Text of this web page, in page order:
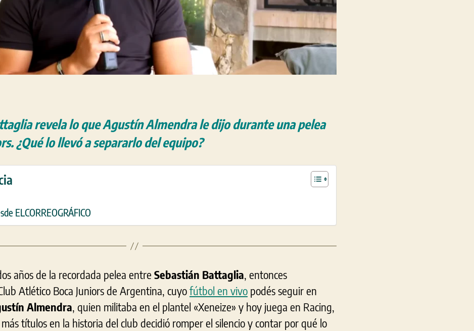
revela lo que Agustín Almendra le dijo durante una pelea
¿Qué lo llevó a separarlo del equipo?
ELCORREOGRÁFICO
años de la recordada pelea entre Sebastián Battaglia, entonces
Atlético Boca Juniors de Argentina, cuyofútbol en vivo podés seguir en
Almendra, quien militaba en el plantel «Xeneize» y hoy juega en Racing,
títulos en la historia del club decidió romper el silencio y contar por qué lo